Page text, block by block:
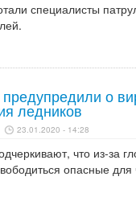
специалисты
о
ледников
23.01.2020 - 14:28
что из-за
опасные